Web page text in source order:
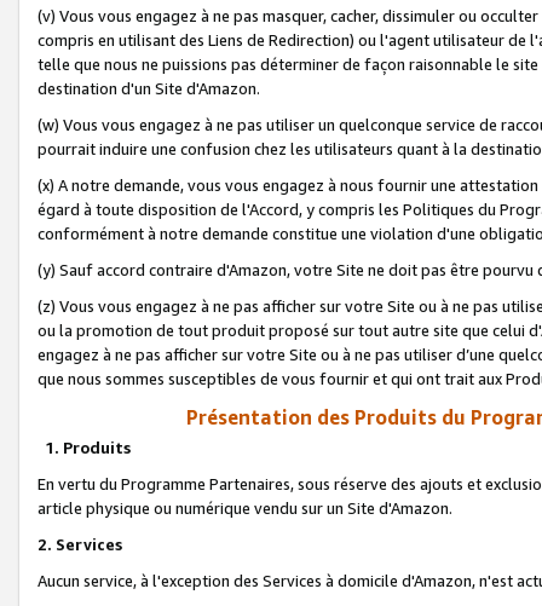
(v) Vous vous engagez à ne pas masquer, cacher, dissimuler ou
compris en utilisant des Liens de Redirection) ou l'agent utilisateur
telle que nous ne puissions pas déterminer de façon raisonnable le
destination d'un Site d'Amazon.
(w) Vous vous engagez à ne pas utiliser un quelconque service de
pourrait induire une confusion chez les utilisateurs quant à la
(x) A notre demande, vous vous engagez à nous fournir une
égard à toute disposition de l'Accord, y compris les Politiques du
conformément à notre demande constitue une violation d'une
(y) Sauf accord contraire d'Amazon, votre Site ne doit pas être
(z) Vous vous engagez à ne pas afficher sur votre Site ou à ne pas
ou la promotion de tout produit proposé sur tout autre site que celui
engagez à ne pas afficher sur votre Site ou à ne pas utiliser d’une
que nous sommes susceptibles de vous fournir et qui ont trait aux
Présentation des Produits du
1. Produits
En vertu du Programme Partenaires, sous réserve des ajouts et
article physique ou numérique vendu sur un Site d'Amazon.
2. Services
Aucun service, à l'exception des Services à domicile d'Amazon, n'est